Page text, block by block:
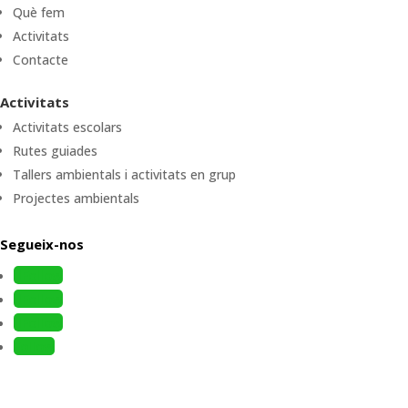
Què fem
Activitats
Contacte
Activitats
Activitats escolars
Rutes guiades
Tallers ambientals i activitats en grup
Projectes ambientals
Segueix-nos
Follow
Follow
Follow
Follow